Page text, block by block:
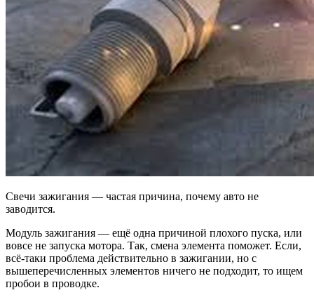
Свечи зажигания — частая причина, почему авто не
заводится.
Модуль зажигания — ещё одна причиной плохого пуска, или
вовсе не запуска мотора. Так, смена элемента поможет. Если,
всё-таки проблема действительно в зажигании, но с
вышеперечисленных элементов ничего не подходит, то ищем
пробои в проводке.